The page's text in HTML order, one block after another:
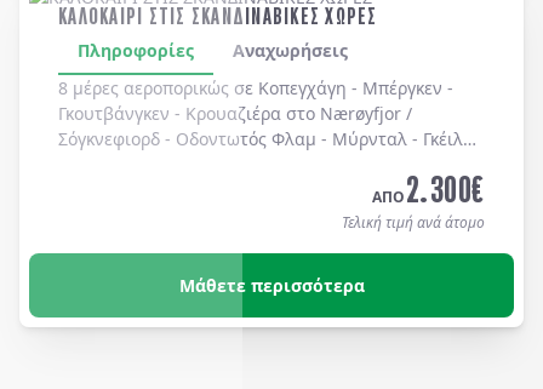
ΚΑΛΟΚΑΙΡΙ ΣΤΙΣ ΣΚΑΝΔΙΝΑΒΙΚΕΣ ΧΩΡΕΣ
Πληροφορίες
Αναχωρήσεις
8 μέρες αεροπορικώς σε Κοπεγχάγη - Μπέργκεν -
Γκουτβάνγκεν - Κρουαζιέρα στο Nærøyfjor /
Σόγκνεφιορδ - Οδοντωτός Φλαμ - Μύρνταλ - Γκέιλο -
Στοκχόλμη. Διαμονή σε ξενοδοχεία 3* & 4* με
ΑΠΟ2.300€
Τελική τιμή ανά άτομο
Μάθετε περισσότερα